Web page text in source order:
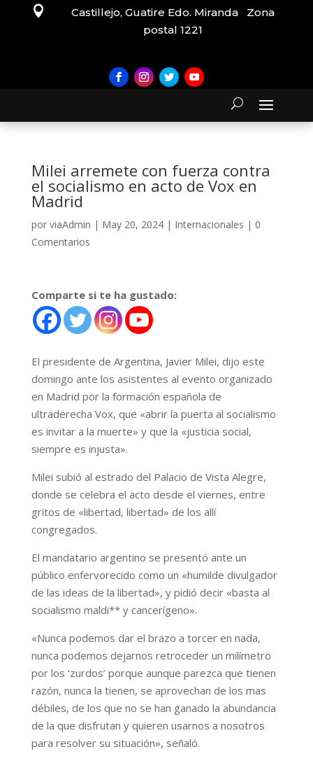

Castillejo, Guatire Edo. Miranda Zona
postal 1221
Milei arremete con fuerza contra
el socialismo en acto de Vox en
Madrid
por viaAdmin | May 20, 2024| Internacionales | 0
Comentarios
Comparte si te ha gustado:
El presidente de Argentina, Javier Milei, dijo este
domingo ante los asistentes al evento organizado
en Madrid por la formación española de
ultraderecha Vox, que «abrir la puerta al socialismo
es invitar a la muerte» y que la «justicia social,
siempre es injusta».
Milei subió al estrado del Palacio de Vista Alegre,
donde se celebra el acto desde el viernes, entre
gritos de «libertad, libertad» de los allí
congregados.
El mandatario argentino se presentó ante un
público enfervorecido como un «humilde divulgador
de las ideas de la libertad», y pidió decir «basta al
socialismo maldi** y cancerígeno».
«Nunca podemos dar el brazo a torcer en nada,
nunca podemos dejarnos retroceder un milímetro
por los ‘zurdos’ porque aunque parezca que tienen
razón, nunca la tienen, se aprovechan de los mas
débiles, de los que no se han ganado la abundancia
de la que disfrutan y quieren usarnos a nosotros
para resolver su situación», señaló.